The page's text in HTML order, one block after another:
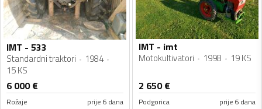
IMT - 533
Standardni traktori
1984
15 KS
6 000€
Rožaje prije 6 dana
IMT - imt
Motokultivatori 1998 19 KS
2 650€
Podgorica prije 6 dana